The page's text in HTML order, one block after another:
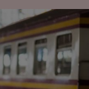
Zugriff auf
Messung
von